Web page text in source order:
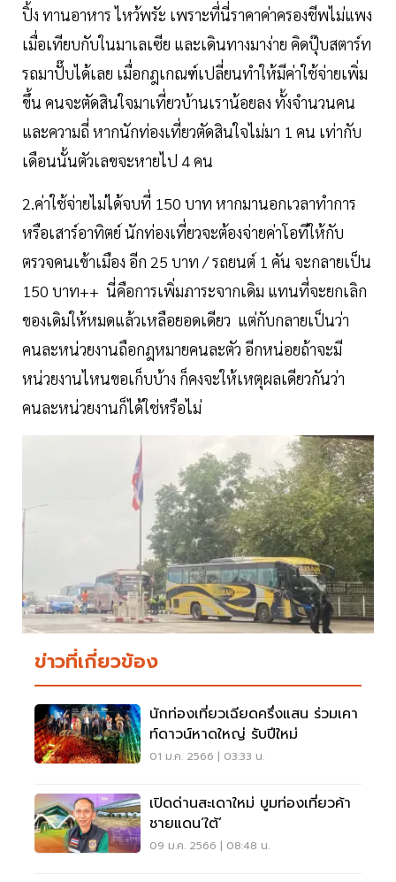
ปิ้ง ทานอาหาร ไหว้พรัะ เพราะที่นี่ราคาค่าครองชีพไม่แพง
เมื่อเทียบกับในมาเลเซีย และเดินทางมาง่าย คิดปุ๊บสตาร์ท
รถมาปั๊บได้เลย เมื่อกฎเกณฑ์เปลี่ยนทำให้มีค่าใช้จ่ายเพิ่ม
ขึ้น คนจะตัดสินใจมาเที่ยวบ้านเราน้อยลง ทั้งจำนวนคน
และความถี่ หากนักท่องเที่ยวตัดสินใจไม่มา 1 คน เท่ากับ
เดือนนั้นตัวเลขจะหายไป 4 คน
2.ค่าใช้จ่ายไม่ได้จบที่ 150 บาท หากมานอกเวลาทำการ
หรือเสาร์อาทิตย์ นักท่องเที่ยวจะต้องจ่ายค่าโอทีให้กับ
ตรวจคนเข้าเมือง อีก 25 บาท / รถยนต์ 1 คัน จะกลายเป็น
150 บาท++ นี่คือการเพิ่มภาระจากเดิม แทนที่จะยกเลิก
ของเดิมให้หมดแล้วเหลือยอดเดียว แต่กับกลายเป็นว่า
คนละหน่วยงานถือกฎหมายคนละตัว อีกหน่อยถ้าจะมี
หน่วยงานไหนขอเก็บบ้าง ก็คงจะให้เหตุผลเดียวกันว่า
คนละหน่วยงานก็ได้ใช่หรือไม่
ข่าวที่เกี่ยวข้อง
นักท่องเที่ยวเฉียดครึ่งแสน ร่วมเคา
ท์ดาวน์หาดใหญ่ รับปีใหม่
01 ม.ค. 2566 | 03:33 น.
เปิดด่านสะเดาใหม่ บูมท่องเที่ยวค้า
ชายแดน‘ใต้’
09 ม.ค. 2566 | 08:48 น.